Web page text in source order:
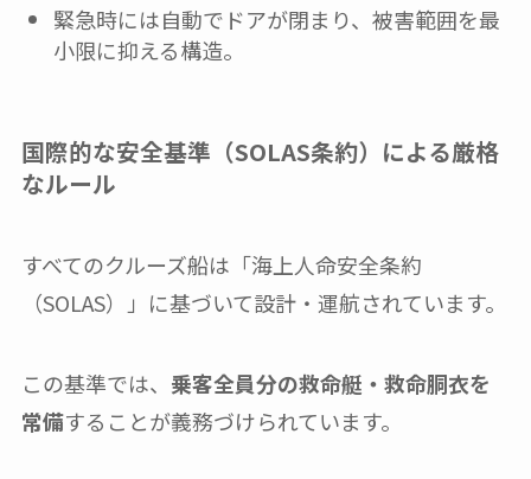
緊急時には自動でドアが閉まり、被害範囲を最
小限に抑える構造。
国際的な安全基準（SOLAS条約）による厳格
なルール
すべてのクルーズ船は「海上人命安全条約
（SOLAS）」に基づいて設計・運航されています。
この基準では、 乗客全員分の救命艇・救命胴衣を
常備することが義務づけられています。